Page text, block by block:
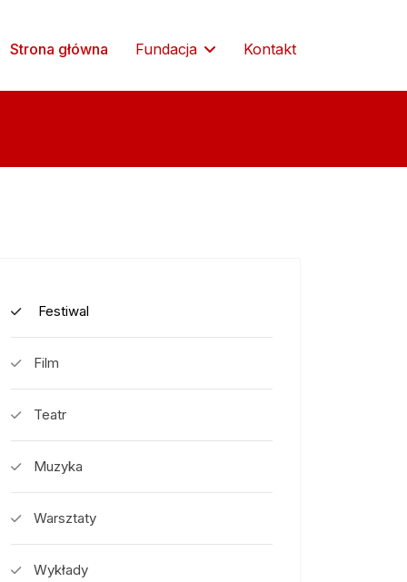
Strona główna Fundacja Kontakt
Festiwal
Film
Teatr
Muzyka
Warsztaty
Wykłady